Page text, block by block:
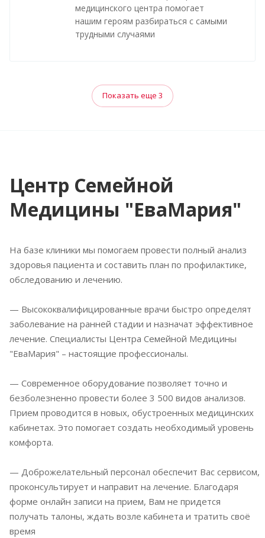
медицинского центра помогает
нашим героям разбираться с самыми
трудными случаями
Показать еще 3
Центр Семейной
Медицины "ЕваМария"
На базе клиники мы помогаем провести полный анализ
здоровья пациента и составить план по профилактике,
обследованию и лечению.
— Высококвалифицированные врачи быстро определят
заболевание на ранней стадии и назначат эффективное
лечение. Специалисты Центра Семейной Медицины
"ЕваМария" – настоящие профессионалы.
— Современное оборудование позволяет точно и
безболезненно провести более 3 500 видов анализов.
Прием проводится в новых, обустроенных медицинских
кабинетах. Это помогает создать необходимый уровень
комфорта.
— Доброжелательный персонал обеспечит Вас сервисом,
проконсультирует и направит на лечение. Благодаря
форме онлайн записи на прием, Вам не придется
получать талоны, ждать возле кабинета и тратить своё
время